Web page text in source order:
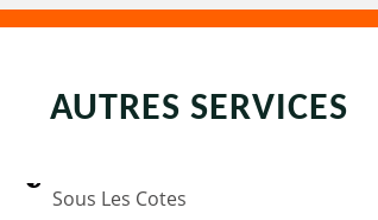
AUTRES SERVICES
Sous Les Cotes